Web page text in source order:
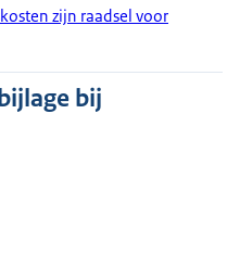
zijn raadsel voor
bij